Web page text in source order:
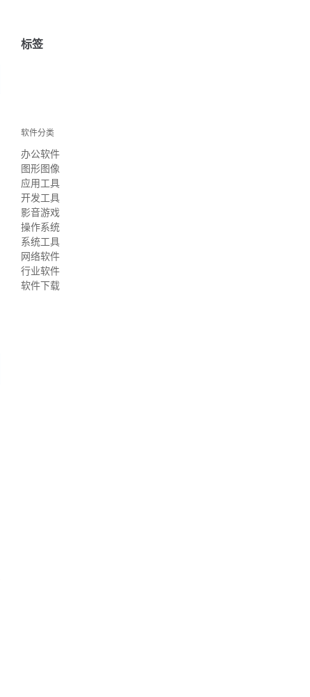
标签
软件分类
办公软件
图形图像
应用工具
开发工具
影音游戏
操作系统
系统工具
网络软件
行业软件
软件下载